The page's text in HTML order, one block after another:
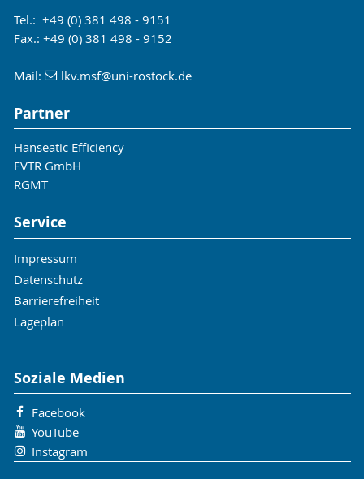
Tel.: +49 (0) 381 498 - 9151
Fax.: +49 (0) 381 498 - 9152
Mail: lkv.msf@uni-rostock.de
Partner
Hanseatic Efficiency
FVTR GmbH
RGMT
Service
Impressum
Datenschutz
Barrierefreiheit
Lageplan
Soziale Medien
Facebook
YouTube
Instagram